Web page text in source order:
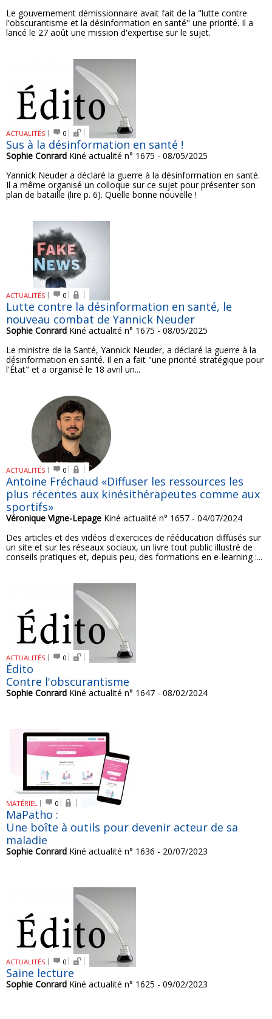
Le gouvernement démissionnaire avait fait de la "lutte contre
l'obscurantisme et la désinformation en santé" une priorité. Il a
lancé le 27 août une mission d'expertise sur le sujet.
ACTUALITÉS 0
Sus à la désinformation en santé !
Sophie Conrard Kiné actualité n° 1675 - 08/05/2025
Yannick Neuder a déclaré la guerre à la désinformation en santé.
Il a même organisé un colloque sur ce sujet pour présenter son
plan de bataille (lire p. 6). Quelle bonne nouvelle !
ACTUALITÉS 0
Lutte contre la désinformation en santé, le
nouveau combat de Yannick Neuder
Sophie Conrard Kiné actualité n° 1675 - 08/05/2025
Le ministre de la Santé, Yannick Neuder, a déclaré la guerre à la
désinformation en santé. Il en a fait "une priorité stratégique pour
l'État" et a organisé le 18 avril un...
ACTUALITÉS 0
Antoine Fréchaud «Diffuser les ressources les
plus récentes aux kinésithérapeutes comme aux
sportifs»
Véronique Vigne-Lepage Kiné actualité n° 1657 - 04/07/2024
Des articles et des vidéos d'exercices de rééducation diffusés sur
un site et sur les réseaux sociaux, un livre tout public illustré de
conseils pratiques et, depuis peu, des formations en e-learning :...
ACTUALITÉS 0
Édito
Contre l'obscurantisme
Sophie Conrard Kiné actualité n° 1647 - 08/02/2024
MATÉRIEL 0
MaPatho :
Une boîte à outils pour devenir acteur de sa
maladie
Sophie Conrard Kiné actualité n° 1636 - 20/07/2023
ACTUALITÉS 0
Saine lecture
Sophie Conrard Kiné actualité n° 1625 - 09/02/2023